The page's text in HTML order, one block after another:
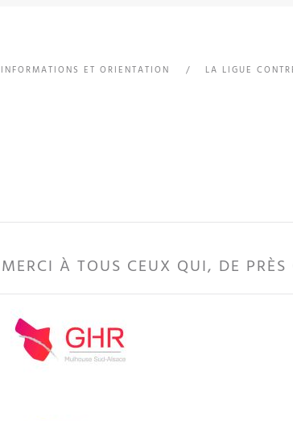
INFORMATIONS ET ORIENTATION LA LIGUE
MERCI À TOUS CEUX QUI, DE